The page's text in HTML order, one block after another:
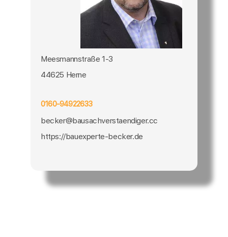
Meesmannstraße 1-3
44625 Herne
0160-94922633
becker@bausachverstaendiger.cc
https://bauexperte-becker.de